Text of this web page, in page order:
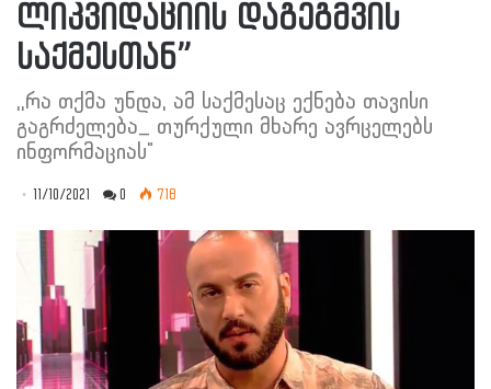
ლიკვიდაციის დაგეგმვის
საქმესთან”
,,რა თქმა უნდა, ამ საქმესაც ექნება თავისი
გაგრძელება_ თურქული მხარე ავრცელებს
ინფორმაციას"
11/10/2021 0 718